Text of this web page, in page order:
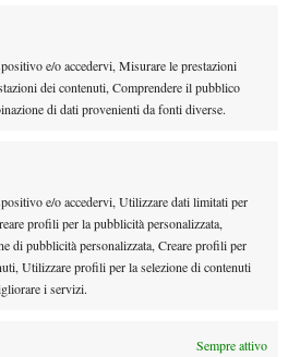
e/o accedervi, Misurare le prestazioni
dei contenuti, Comprendere il pubblico
di dati provenienti da fonti diverse.
e/o accedervi, Utilizzare dati limitati per
profili per la pubblicità personalizzata,
di pubblicità personalizzata, Creare profili per
Utilizzare profili per la selezione di contenuti
i servizi.
Sempre attivo
sia arrivato il momento di un nuovo
TENDENZA
News
1000 Montreal 2026: programma,